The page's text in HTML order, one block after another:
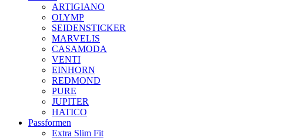
ARTIGIANO
OLYMP
SEIDENSTICKER
MARVELIS
CASAMODA
VENTI
EINHORN
REDMOND
PURE
JUPITER
HATICO
Passformen
Extra Slim Fit